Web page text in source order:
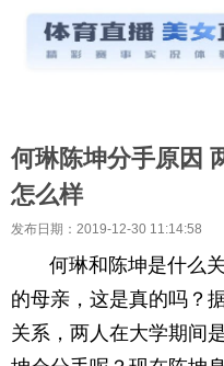
何琳陈坤分手原因
怎么样
发布日期：2019-12-30 11:14:58
何琳和陈坤是什么
的母亲，这是真的吗？
关系，两人在大学期间